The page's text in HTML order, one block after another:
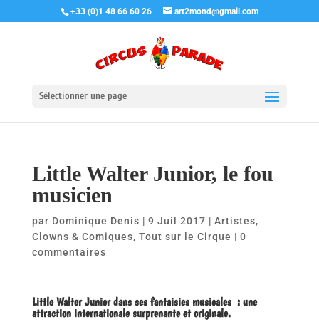
+33 (0)1 48 66 60 26 art2mond@gmail.com
Sélectionner une page
Little Walter Junior, le fou
musicien
par Dominique Denis | 9 Juil 2017 | Artistes,
Clowns & Comiques, Tout sur le Cirque | 0
commentaires
Little Walter Junior dans ses fantaisies musicales : une
attraction internationale surprenante et originale.